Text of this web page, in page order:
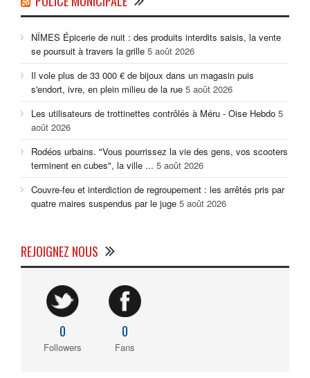
NÎMES Épicerie de nuit : des produits interdits saisis, la vente
se poursuit à travers la grille 5 août 2026
Il vole plus de 33 000 € de bijoux dans un magasin puis
s'endort, ivre, en plein milieu de la rue 5 août 2026
Les utilisateurs de trottinettes contrôlés à Méru - Oise Hebdo 5
août 2026
Rodéos urbains. "Vous pourrissez la vie des gens, vos scooters
terminent en cubes", la ville ... 5 août 2026
Couvre-feu et interdiction de regroupement : les arrêtés pris par
quatre maires suspendus par le juge 5 août 2026
REJOIGNEZ NOUS
0
Followers
0
Fans